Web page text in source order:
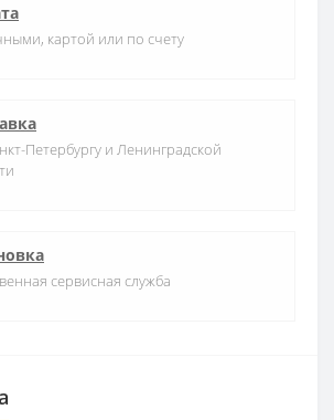
картой или по счету
Петербургу и Ленинградской
сервисная служба